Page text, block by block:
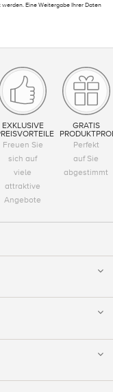
Eine Weitergabe Ihrer Daten
EXKLUSIVE
Freuen Sie
sich auf
viele
attraktive
Angebote
GRATIS
Perfekt
auf Sie
abgestimmt